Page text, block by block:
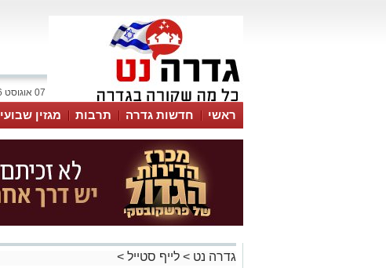
07 אוגוסט 2026 / 18:38
ראשי חדשות גדרה תרבות מגזין שבועי
גדרה נט > לייף סטייל >